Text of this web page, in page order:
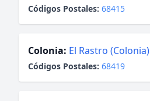
Códigos Postales: 68415
Colonia: El Rastro (Colonia)
Códigos Postales: 68419